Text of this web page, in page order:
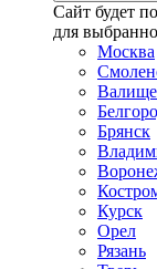
Сайт будет
для
Москва
Брянск
Курск
Орел
Рязань